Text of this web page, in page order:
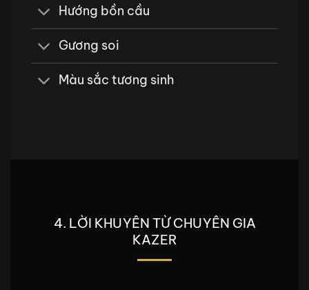
Hướng bồn cầu
Gương soi
Màu sắc tương sinh
4. LỜI KHUYÊN TỪ CHUYÊN GIA
KAZER